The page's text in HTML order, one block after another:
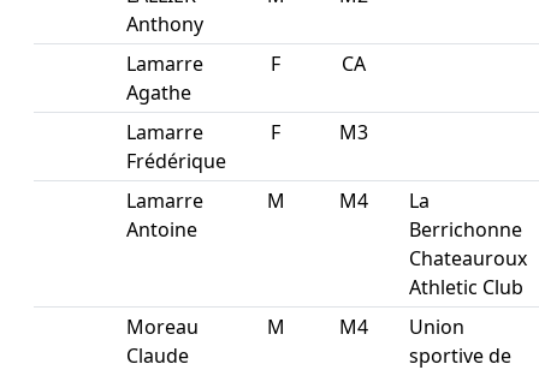
Anthony
Lamarre
Agathe
F CA
Lamarre
Frédérique
F M3
Lamarre
Antoine
M M4
La
Berrichonne
Chateauroux
Athletic Club
Moreau
Claude
M M4
Union
sportive de